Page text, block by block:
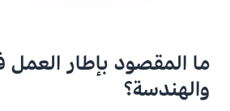
ما المقصود بإطار العمل
والهندسة؟